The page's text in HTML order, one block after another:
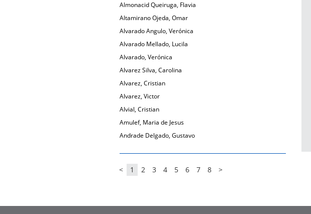
Almonacid Queiruga, Flavia
Altamirano Ojeda, Omar
Alvarado Angulo, Verónica
Alvarado Mellado, Lucila
Alvarado, Verónica
Alvarez Silva, Carolina
Alvarez, Cristian
Alvarez, Victor
Alvial, Cristian
Amulef, Maria de Jesus
Andrade Delgado, Gustavo
< 1 2 3 4 5 6 7 8 >